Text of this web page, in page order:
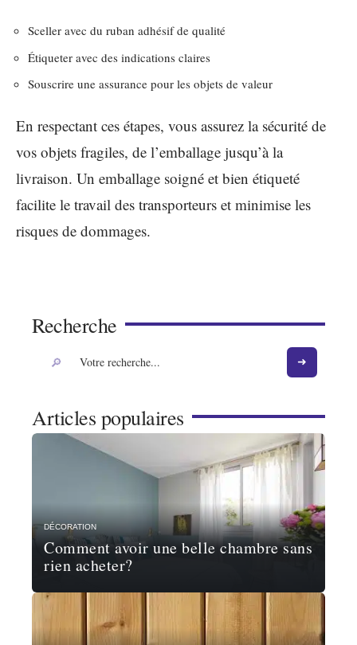
Sceller avec du ruban adhésif de qualité
Étiqueter avec des indications claires
Souscrire une assurance pour les objets de valeur
En respectant ces étapes, vous assurez la sécurité de
vos objets fragiles, de l’emballage jusqu’à la
livraison. Un emballage soigné et bien étiqueté
facilite le travail des transporteurs et minimise les
risques de dommages.
Recherche
Articles populaires
DÉCORATION
Comment avoir une belle chambre sans
rien acheter?